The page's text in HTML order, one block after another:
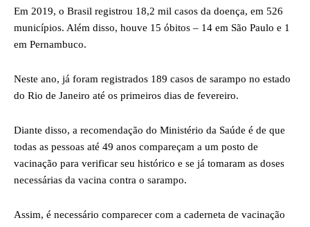
Em 2019, o Brasil registrou 18,2 mil casos da doença, em 526
municípios. Além disso, houve 15 óbitos – 14 em São Paulo e 1
em Pernambuco.
Neste ano, já foram registrados 189 casos de sarampo no estado
do Rio de Janeiro até os primeiros dias de fevereiro.
Diante disso, a recomendação do Ministério da Saúde é de que
todas as pessoas até 49 anos compareçam a um posto de
vacinação para verificar seu histórico e se já tomaram as doses
necessárias da vacina contra o sarampo.
Assim, é necessário comparecer com a caderneta de vacinação